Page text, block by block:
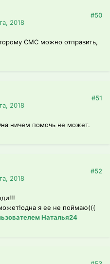
2018
#50
СМС можно отправить,
2018
#51
ничем помочь не может.
2018
#52
я ее не поймаю(((
Наталья24